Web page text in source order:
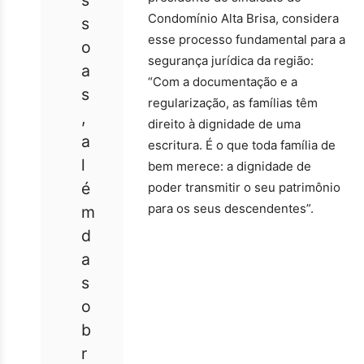
s
o
a
s
,
a
l
é
m
d
a
s
o
b
r
Condomínio Alta Brisa, considera
esse processo fundamental para a
segurança jurídica da região:
“Com a documentação e a
regularização, as famílias têm
direito à dignidade de uma
escritura. É o que toda família de
bem merece: a dignidade de
poder transmitir o seu patrimônio
para os seus descendentes”.